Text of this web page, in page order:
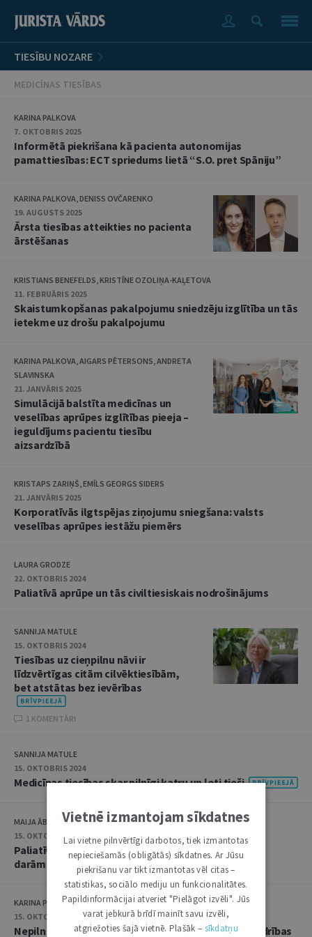
TIESĪBU NOZARE
MEDICĪNAS TIESĪBAS
KARINA PALKOVA
7. OKTOBRIS 2025
Informētā piekrišana kā pacienta autonomijas
pamattiesības: ECT spriedums lietā “S.O. pret Spāniju”
KARINA PALKOVA, DENISS OVČARENKO
19. AUGUSTS 2025
Ārsta tiesības atteikties no pacienta
ārstēšanas
KRISTIANS BENEFELDS, KRISTĪNE OZOLIŅA-KAĻETOVA
11. FEBRUĀRIS 2025
Skaistumkopšanas pakalpojumu sniedzēju izglītība un tās
ietekme uz drošu pakalpojumu
KARINA PALKOVA, AIGARS PĒTERSONS, ANDRETA
SLAVINSKA
21. JANVĀRIS 2025
Simulācijā balstīta medicīnas un
veselības aprūpes izglītības pieeja –
ieguldījums pacientu tiesību
aizsardzībā
KRISTAPS ZARIŅŠ, EMĪLS GEORGS SIDERS
21. JANVĀRIS 2025
Korporatīvās ilgtspējas ziņojumu sniegšana: valsts
veselības aprūpes iestāžu piemērs
LAURA GRODZE
22. OKTOBRIS 2024
Paliatīvā aprūpe un tās civiltiesiskais nodrošinājums
SANNIJA MATULE
15. OKTOBRIS 2024
Tiesības uz cieņpilnu nāvi ir
līdzvērtīgas citām cilvēktiesībām,
bet atstātas bez ievērības
1 KOMENTĀRI
SANNIJA MATULE
15. OKTOBRIS 2024
Medicīnas tiesības skar pilnīgi katru un ļoti tieši
MAIJA ĀBOLIŅA
15. OKTOBRIS 2024
Paliatīvās aprūpes pacientu tiesību jomā vēl daudz
darāmā
KARINA PALKOVA
15. OKTOBRIS 2024
Nepilngadīgo pacientu tiesību aizsardzība un sabiedrības
Vietnē izmantojam sīkdatnes
Lai vietne pilnvērtīgi darbotos, tiek izmantotas
nepieciešamās (obligātās) sīkdatnes. Ar Jūsu
piekrišanu var tikt izmantotas vēl citas –
statistikas, sociālo mediju un funkcionalitātes.
Papildinformācijai atveriet "Pielāgot izvēli". Jūs
varat jebkurā brīdī mainīt savu izvēli,
atgriežoties šajā vietnē. Plašāk – sīkdatņu